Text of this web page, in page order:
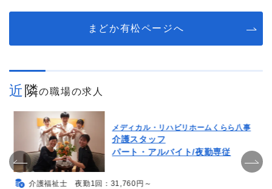
まどか有松ページへ
近隣の職場の求人
メディカル・リハビリホームくらら八事
介護スタッフ
パート・アルバイト/夜勤専従
介護福祉士 夜勤1回：31,760円～